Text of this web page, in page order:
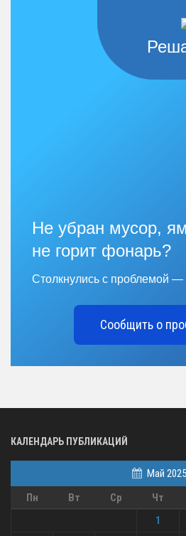
Не убран мусор,
не горит фонарь?
Столкнулись с проблемой —
Сообщить о
КАЛЕНДАРЬ ПУБЛИКАЦИЙ
Май 2025
Пн
Вт Ср Чт
1